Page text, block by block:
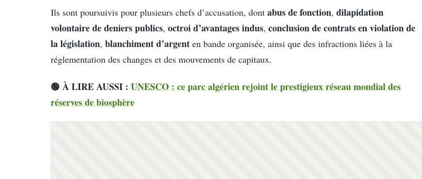
Ils sont poursuivis pour plusieurs chefs d’accusation, dont abus de fonction, dilapidation
volontaire de deniers publics, octroi d’avantages indus, conclusion de contrats en violation de
la législation, blanchiment d’argent en bande organisée, ainsi que des infractions liées à la
réglementation des changes et des mouvements de capitaux.
🟢 À LIRE AUSSI : UNESCO : ce parc algérien rejoint le prestigieux réseau mondial des
réserves de biosphère